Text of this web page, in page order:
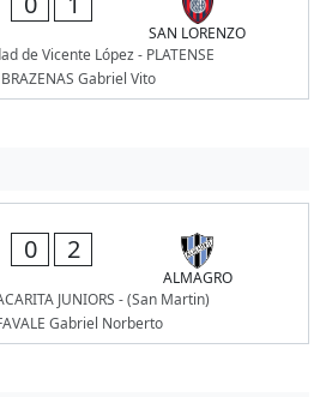
SAN LORENZO
de Vicente López - PLATENSE
BRAZENAS Gabriel Vito
0 2
ALMAGRO
JUNIORS - (San Martin)
Gabriel Norberto